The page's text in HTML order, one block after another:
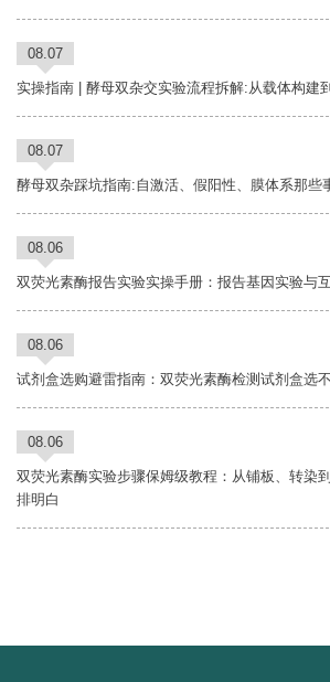
08.07
实操指南 | 酵母双杂交实验流程拆解:从载体构建
08.07
酵母双杂踩坑指南:自激活、假阳性、膜体系那些
08.06
双荧光素酶报告实验实操手册：报告基因实验与
08.06
试剂盒选购避雷指南：双荧光素酶检测试剂盒选
08.06
双荧光素酶实验步骤保姆级教程：从铺板、转染
排明白